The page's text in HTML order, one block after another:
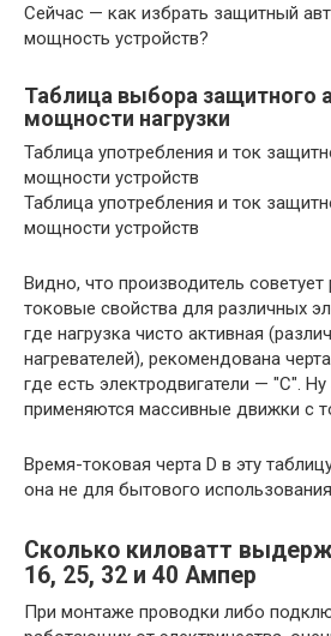
Сейчас — как избрать защитный
мощность устройств?
Таблица выбора защитного
мощности нагрузки
Таблица употребления и ток
мощности устройств
Таблица употребления и ток
мощности устройств
Видно, что производитель
токовые свойства для различных
где нагрузка чисто активная
нагревателей), рекомендована
где есть электродвигатели — "С". Ну
применяются массивные движки с
Время-токовая черта D в эту
она не для бытового
Сколько киловатт
16, 25, 32 и 40 Ампер
При монтаже проводки либо